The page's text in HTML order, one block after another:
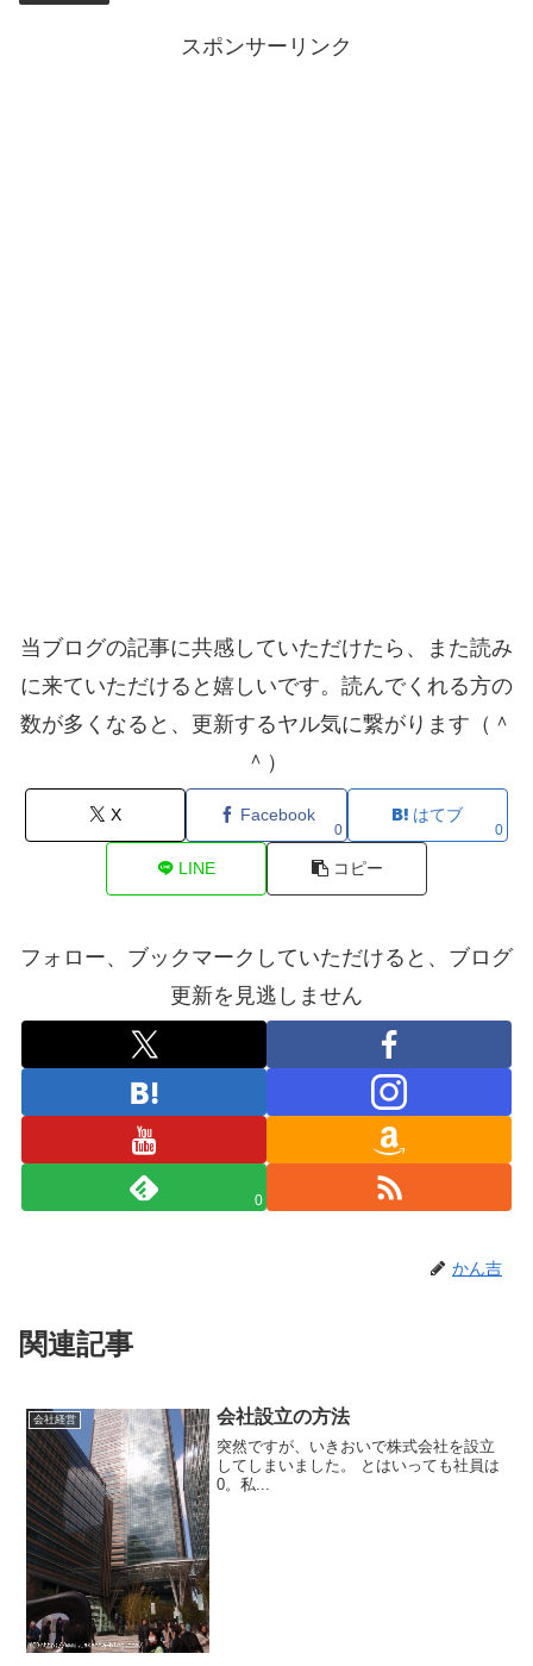
スポンサーリンク
当ブログの記事に共感していただけたら、また読み
に来ていただけると嬉しいです。読んでくれる方の
数が多くなると、更新するヤル気に繋がります（＾
＾）
X Facebook
0
はてブ
0
LINE コピー
フォロー、ブックマークしていただけると、ブログ
更新を見逃しません
0
かん吉
関連記事
会社経営 会社設立の方法
突然ですが、いきおいで株式会社を設立
してしまいました。 とはいっても社員は
0。私...